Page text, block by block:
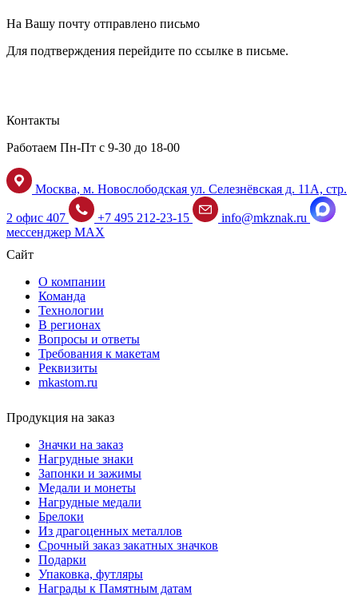
На Вашу почту отправлено письмо
Для подтверждения перейдите по ссылке в письме.
Контакты
Работаем Пн-Пт с 9-30 до 18-00
Москва, м. Новослободская ул. Селезнёвская д. 11А, стр.
2 офис 407 +7 495 212-23-15
info@mkznak.ru
мессенджер MAX
Сайт
О компании
Команда
Технологии
В регионах
Вопросы и ответы
Требования к макетам
Реквизиты
mkastom.ru
Продукция на заказ
Значки на заказ
Нагрудные знаки
Запонки и зажимы
Медали и монеты
Нагрудные медали
Брелоки
Из драгоценных металлов
Срочный заказ закатных значков
Подарки
Упаковка, футляры
Награды к Памятным датам